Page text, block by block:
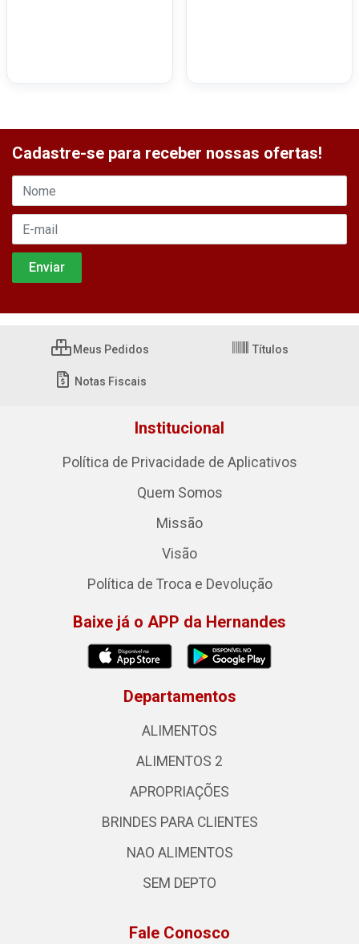
Cadastre-se para receber nossas ofertas!
Meus Pedidos Títulos
Notas Fiscais
Institucional
Política de Privacidade de Aplicativos
Quem Somos
Missão
Visão
Política de Troca e Devolução
Baixe já o APP da Hernandes
Departamentos
ALIMENTOS
ALIMENTOS 2
APROPRIAÇÕES
BRINDES PARA CLIENTES
NAO ALIMENTOS
SEM DEPTO
Fale Conosco